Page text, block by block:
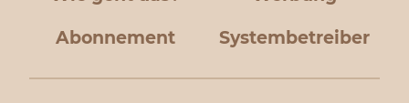
Abonnement Systembetreiber